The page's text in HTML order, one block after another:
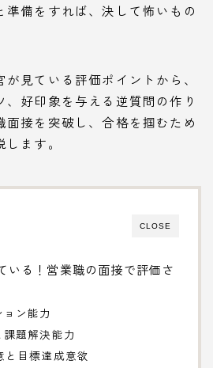
準備をすれば、決して怖いもの
見ている評価ポイントから、
好印象を与える逆質問の作り
面接を突破し、合格を掴むため
ます。
CLOSE
いる！営業職の面接で評価さ
ン能力
題解決能力
目標達成意欲